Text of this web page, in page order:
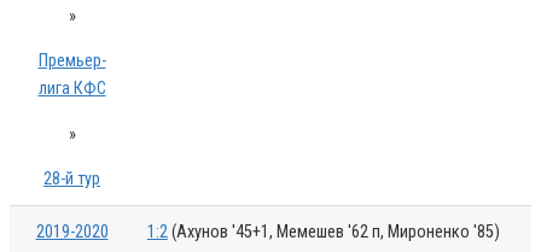
»
Премьер-
лига КФС
»
28-й тур
2019-2020 1:2(Ахунов '45+1, Мемешев '62 п, Мироненко '85)